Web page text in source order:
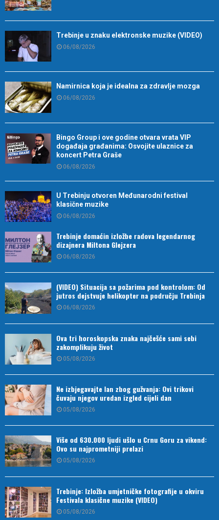
Trebinje u znaku elektronske muzike (VIDEO)
06/08/2026
Namirnica koja je idealna za zdravlje mozga
06/08/2026
Bingo Group i ove godine otvara vrata VIP
događaja građanima: Osvojite ulaznice za
koncert Petra Graše
06/08/2026
U Trebinju otvoren Međunarodni festival
klasične muzike
06/08/2026
Trebinje domaćin izložbe radova legendarnog
dizajnera Miltona Glejzera
06/08/2026
(VIDEO) Situacija sa požarima pod kontrolom: Od
jutros dejstvuje helikopter na području Trebinja
06/08/2026
Ova tri horoskopska znaka najčešće sami sebi
zakomplikuju život
05/08/2026
Ne izbjegavajte lan zbog gužvanja: Ovi trikovi
čuvaju njegov uredan izgled cijeli dan
05/08/2026
Više od 630.000 ljudi ušlo u Crnu Goru za vikend:
Ovo su najprometniji prelazi
05/08/2026
Trebinje: Izložba umjetničke fotografije u okviru
Festivala klasične muzike (VIDEO)
05/08/2026